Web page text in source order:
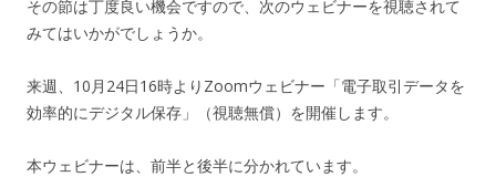
その節は丁度良い機会ですので、次のウェビナーを視聴されて
みてはいかがでしょうか。
来週、10月24日16時よりZoomウェビナー「電子取引データを
効率的にデジタル保存」（視聴無償）を開催します。
本ウェビナーは、前半と後半に分かれています。